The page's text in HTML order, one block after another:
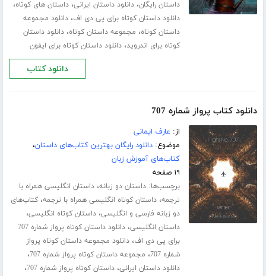
داستان رایگان،دانلود داستان ایرانی،داستان های کوتاه،
دانلود داستان کوتاه برای پی دی اف،دانلود مجموعه
داستان کوتاه، مجموعه داستان کوتاه،دانلود داستان
کوتاه برای اندروید،دانلود داستان کوتاه برای ایفون
دانلود کتاب
دانلود کتاب پرواز شماره 707
از: عارف ایمانی
موضوع:دانلود رایگان بهترین کتاب‌های داستان،
کتاب‌های آموزش زبان
۱۹ صفحه
برچسب‌ها:داستان دو زبانه،داستان انگلیسی همراه با
ترجمه،داستان کوتاه انگلیسی همراه با ترجمه،کتاب‌های
دو زبانه فارسی و انگلیسی،داستان کوتاه انگلیسی،
داستان انگلیسی،
دانلود داستان کوتاه پرواز شماره 707
برای پی دی اف،دانلود مجموعه داستان کوتاه پرواز
شماره 707
، مجموعه داستان کوتاه پرواز شماره 707 ،
دانلود داستان ایرانی،داستان کوتاه پرواز شماره 707 ،